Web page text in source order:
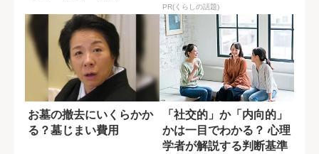
PR(くらしの話題)
お墓の撤去にいくらかか
る？墓じまい費用
「社交的」か「内向的」
かは一目でわかる？ 心理
学者が解説する判断基準